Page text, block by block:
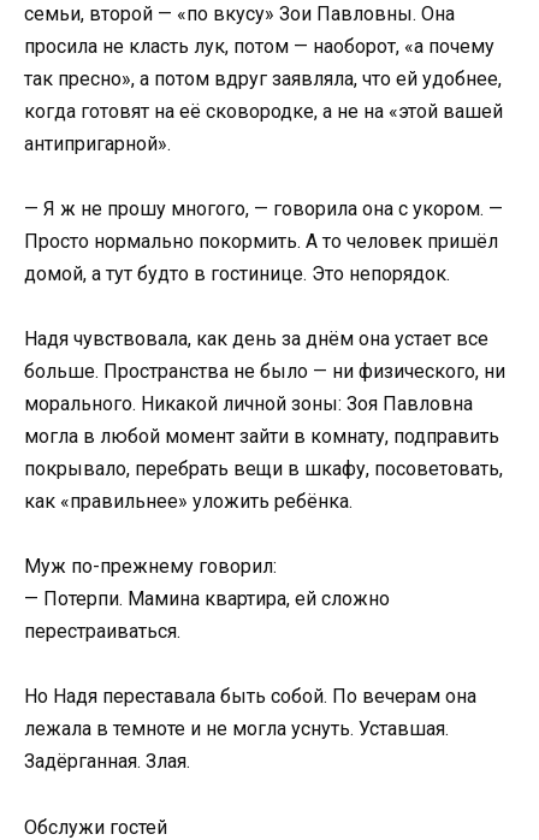
семьи, второй — «по вкусу» Зои Павловны. Она
просила не класть лук, потом — наоборот, «а почему
так пресно», а потом вдруг заявляла, что ей удобнее,
когда готовят на её сковородке, а не на «этой вашей
антипригарной».
— Я ж не прошу многого, — говорила она с укором. —
Просто нормально покормить. А то человек пришёл
домой, а тут будто в гостинице. Это непорядок.
Надя чувствовала, как день за днём она устает все
больше. Пространства не было — ни физического, ни
морального. Никакой личной зоны: Зоя Павловна
могла в любой момент зайти в комнату, подправить
покрывало, перебрать вещи в шкафу, посоветовать,
как «правильнее» уложить ребёнка.
Муж по-прежнему говорил:
— Потерпи. Мамина квартира, ей сложно
перестраиваться.
Но Надя переставала быть собой. По вечерам она
лежала в темноте и не могла уснуть. Уставшая.
Задёрганная. Злая.
Обслужи гостей